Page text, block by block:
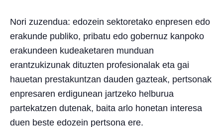
Nori zuzendua: edozein sektoretako enpresen edo
erakunde publiko, pribatu edo gobernuz kanpoko
erakundeen kudeaketaren munduan
erantzukizunak dituzten profesionalak eta gai
hauetan prestakuntzan dauden gazteak, pertsonak
enpresaren erdigunean jartzeko helburua
partekatzen dutenak, baita arlo honetan interesa
duen beste edozein pertsona ere.